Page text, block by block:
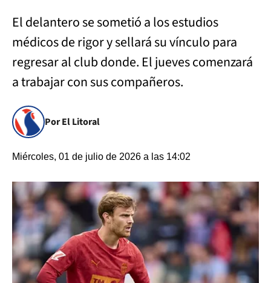
El delantero se sometió a los estudios
médicos de rigor y sellará su vínculo para
regresar al club donde. El jueves comenzará
a trabajar con sus compañeros.
Por El Litoral
Miércoles, 01 de julio de 2026 a las 14:02